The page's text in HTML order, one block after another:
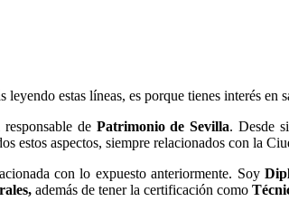
estas líneas, es porque tienes interés
de Patrimonio de Sevilla. Desde
estos aspectos, siempre relacionados con la
con lo expuesto anteriormente. Soy
además de tener la certificación como